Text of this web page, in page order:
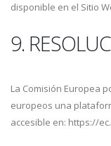
disponible en el Sitio
9.
La Comisión Europea
europeos una
accesible en: https://